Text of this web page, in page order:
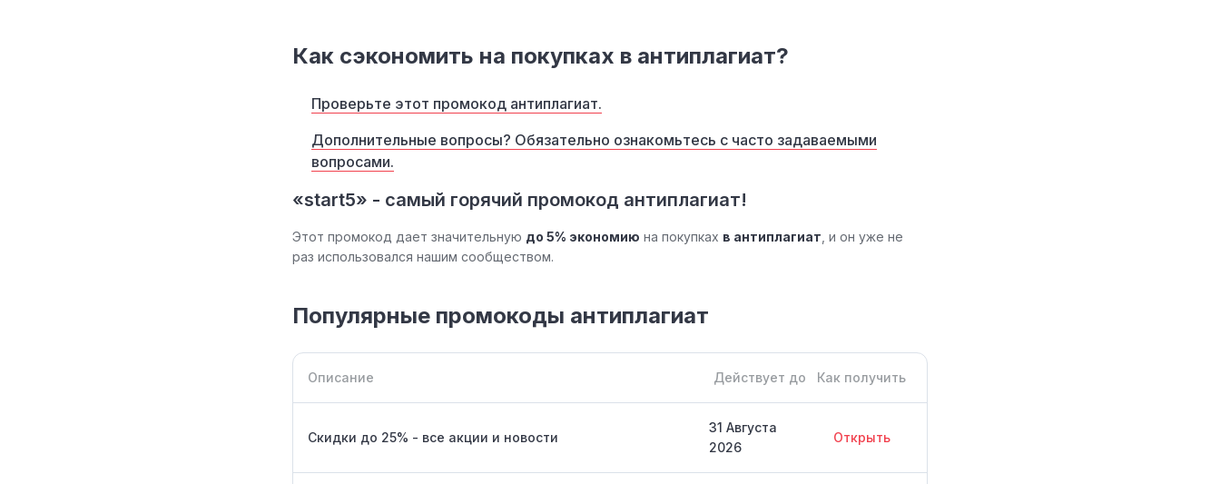
Как сэкономить на покупках в антиплагиат?
Проверьте этот промокод антиплагиат.
Дополнительные вопросы? Обязательно ознакомьтесь с часто задаваемыми
вопросами.
«start5» - самый горячий промокод антиплагиат!
Этот промокод дает значительную до 5% экономию на покупках в антиплагиат , и он уже не
раз использовался нашим сообществом.
Популярные промокоды антиплагиат
Описание Действует до Как получить
Скидки до 25% - все акции и новости
31 Августа
2026
Открыть